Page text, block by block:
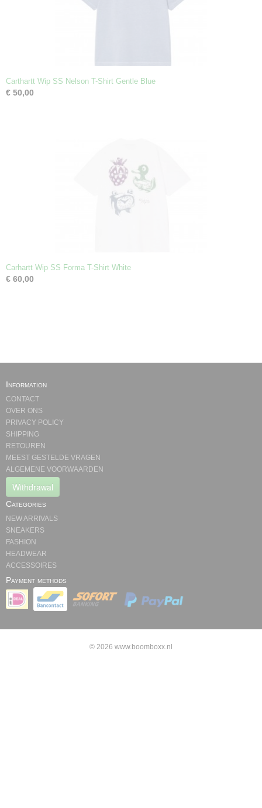
Carthartt Wip SS Nelson T-Shirt Gentle Blue
€ 50,00
Carhartt Wip SS Forma T-Shirt White
€ 60,00
Information
CONTACT
OVER ONS
PRIVACY POLICY
SHIPPING
RETOUREN
MEEST GESTELDE VRAGEN
ALGEMENE VOORWAARDEN
Withdrawal
Categories
NEW ARRIVALS
SNEAKERS
FASHION
HEADWEAR
ACCESSOIRES
Payment methods
© 2026 www.boomboxx.nl